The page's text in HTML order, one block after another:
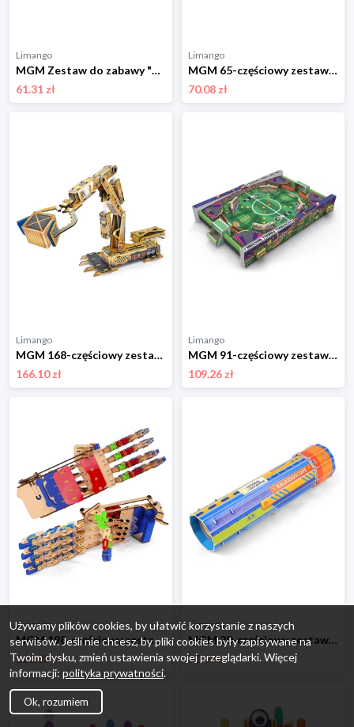
Limango
MGM Zestaw do zabawy "Trottifun Finger Skates" - 3+ rozmiar: onesize
61.31 zł
Limango
MGM 65-częściowy zestaw "Aircraft starter gun" - 8+ rozmiar: onesize
70.08 zł
Limango
MGM 168-częściowy zestaw "Hydraulic robotic arm" - 8+ rozmiar: onesize
166.10 zł
Limango
MGM 91-częściowy zestaw "Football kicker" - 8+ rozmiar: onesize
109.26 zł
Limango
MGM 198-częściowy zestaw "Robotic hand" - 8+ rozmiar: onesize
122.38 zł
Limango
MGM 20-częściowy zestaw "Kaleidoscope" - 5+ rozmiar: onesize
30.42 zł
Używamy plików cookies, by ułatwić korzystanie z naszych
serwisów. Jeśli nie chcesz, by pliki cookies były zapisywane na
Twoim dysku, zmień ustawienia swojej przeglądarki. Więcej
informacji: polityka prywatności.
Ok, rozumiem